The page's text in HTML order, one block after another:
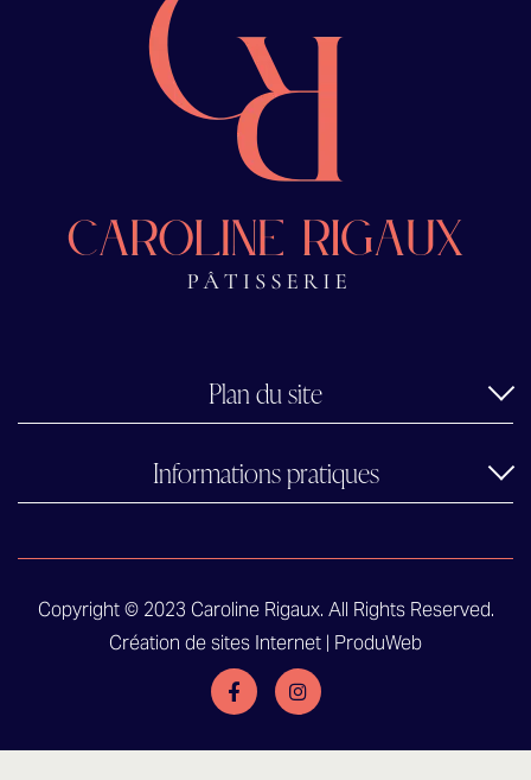
Plan du site
Informations pratiques
Copyright © 2023 Caroline Rigaux. All Rights Reserved.
Création de sites Internet | ProduWeb